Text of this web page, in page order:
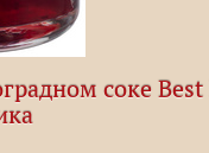
соке Best